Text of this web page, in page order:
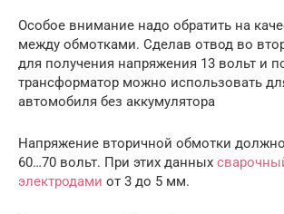
Особое внимание надо обратить на
между обмотками. Сделав отвод во
для получения напряжения 13 вольт и
трансформатор можно использовать
автомобиля без аккумулятора
Напряжение вторичной обмотки
60…70 вольт. При этих данных
электродами от 3 до 5 мм.